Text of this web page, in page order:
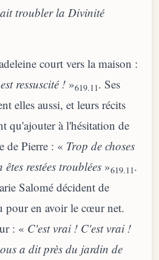
troubler la Divinité
court vers la maison :
ressuscité ! »619.11. Ses
elles aussi, et leurs récits
qu'ajouter à l'hésitation de
de Pierre : « Trop de choses
restées troublées »619.11.
Salomé décident de
pour en avoir le cœur net.
: « C'est vrai ! C'est vrai !
a dit près du jardin de